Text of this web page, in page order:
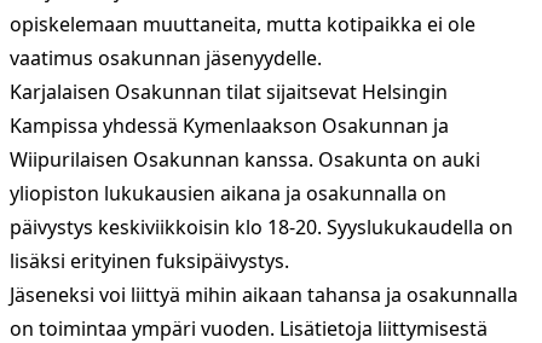
opiskelemaan muuttaneita, mutta kotipaikka ei ole
vaatimus osakunnan jäsenyydelle.
Karjalaisen Osakunnan tilatsijaitsevat Helsingin
Kampissa yhdessä Kymenlaakson Osakunnan ja
Wiipurilaisen Osakunnan kanssa. Osakunta on auki
yliopiston lukukausien aikana ja osakunnalla on
päivystys keskiviikkoisin klo 18-20. Syyslukukaudella on
lisäksi erityinen fuksipäivystys.
Jäseneksi voi liittyä mihin aikaan tahansa ja osakunnalla
on toimintaa ympäri vuoden. Lisätietoja liittymisestä